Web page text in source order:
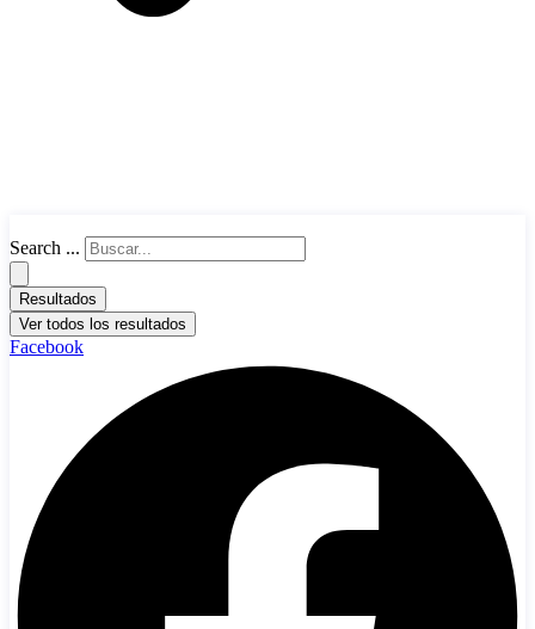
Search ...
Resultados
Ver todos los resultados
Facebook